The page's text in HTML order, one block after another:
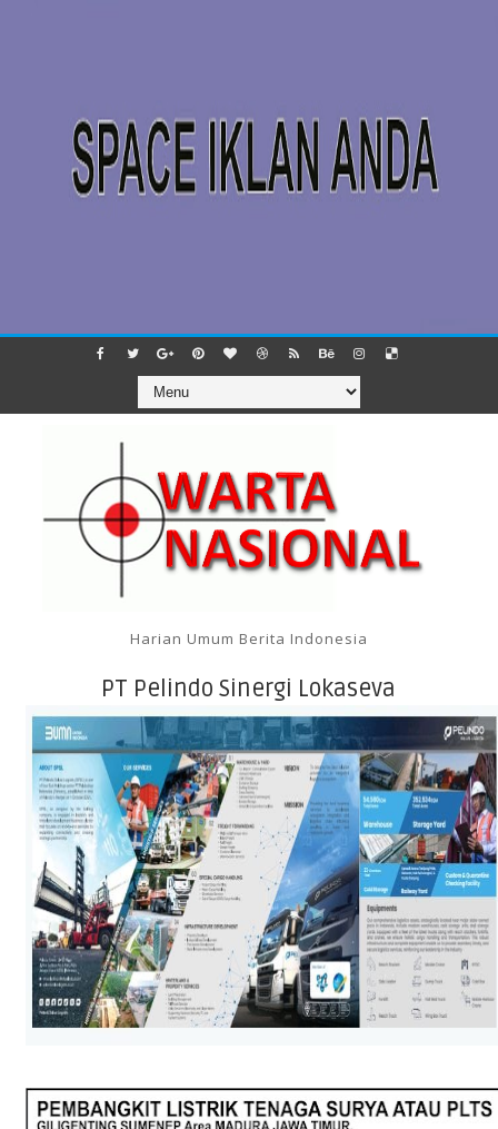
Harian Umum Berita Indonesia
PT Pelindo Sinergi Lokaseva